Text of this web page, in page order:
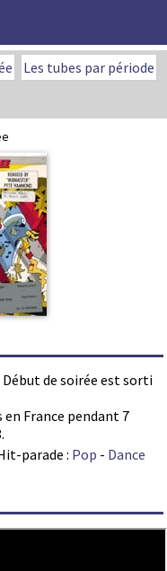
Les tubes par période
de soirée est sorti
en France pendant 7
parade : Pop - Dance